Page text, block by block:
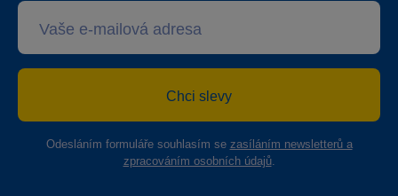
Chci slevy
Odesláním formuláře souhlasím se zasíláním newsletterů a
zpracováním osobních údajů.